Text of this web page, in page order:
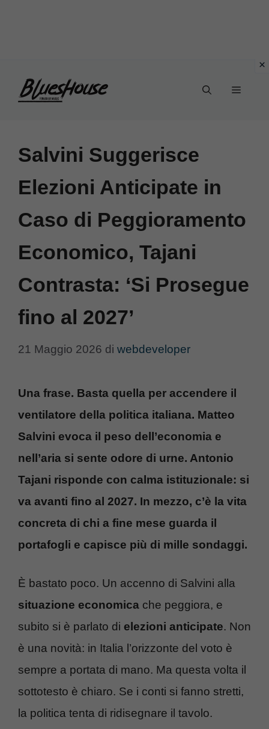
Menu
Salvini Suggerisce
Elezioni Anticipate in
Caso di Peggioramento
Economico, Tajani
Contrasta: ‘Si Prosegue
fino al 2027’
21 Maggio 2026 di webdeveloper
Una frase. Basta quella per accendere il
ventilatore della politica italiana. Matteo
Salvini evoca il peso dell’economia e
nell’aria si sente odore di urne. Antonio
Tajani risponde con calma istituzionale: si
va avanti fino al 2027. In mezzo, c’è la vita
concreta di chi a fine mese guarda il
portafogli e capisce più di mille sondaggi.
È bastato poco. Un accenno di Salvini alla
situazione economica che peggiora, e
subito si è parlato di elezioni anticipate. Non
è una novità: in Italia l’orizzonte del voto è
sempre a portata di mano. Ma questa volta il
sottotesto è chiaro. Se i conti si fanno stretti,
la politica tenta di ridisegnare il tavolo.